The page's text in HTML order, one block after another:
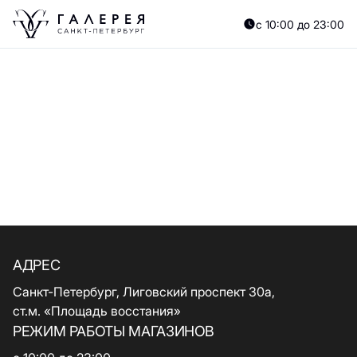
с 10:00 до 23:00
АДРЕС
Санкт-Петербург, Лиговский проспект 30а,
ст.м. «Площадь восстания»
РЕЖИМ РАБОТЫ МАГАЗИНОВ